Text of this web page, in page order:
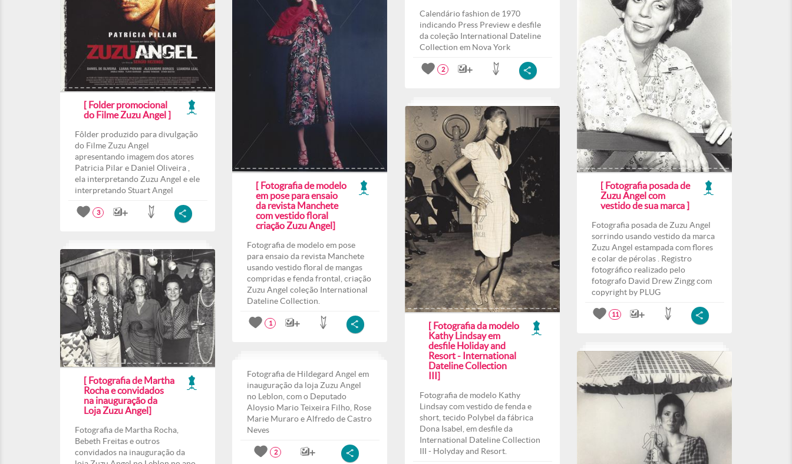
Calendário fashion de 1970
indicando Press Preview e desfile
da coleção International Dateline
Collection em Nova York
2
[ Folder promocional
do Filme Zuzu Angel ]
Fôlder produzido para divulgação
do Filme Zuzu Angel
apresentando imagem dos atores
Patricia Pilar e Daniel Oliveira ,
ela interpretando Zuzu Angel e ele
interpretando Stuart Angel
3
[ Fotografia de modelo
em pose para ensaio
da revista Manchete
com vestido floral
criação Zuzu Angel]
Fotografia de modelo em pose
para ensaio da revista Manchete
usando vestido floral de mangas
compridas e fenda frontal, criação
Zuzu Angel coleção International
Dateline Collection.
1
[ Fotografia posada de
Zuzu Angel com
vestido de sua marca ]
Fotografia posada de Zuzu Angel
sorrindo usando vestido da marca
Zuzu Angel estampada com flores
e colar de pérolas . Registro
fotográfico realizado pelo
fotografo David Drew Zingg com
copyright by PLUG
11
[ Fotografia da modelo
Kathy Lindsay em
desfile Holiday and
Resort - International
Dateline Collection
III]
Fotografia de modelo Kathy
Lindsay com vestido de fenda e
short, tecido Polybel da fábrica
Dona Isabel, em desfile da
International Dateline Collection
III - Holyday and Resort.
[ Fotografia de Martha
Rocha e convidados
na inauguração da
Loja Zuzu Angel]
Fotografia de Martha Rocha,
Bebeth Freitas e outros
convidados na inauguração da
Fotografia de Hildegard Angel em
inauguração da loja Zuzu Angel
no Leblon, com o Deputado
Aloysio Mario Teixeira Filho, Rose
Marie Muraro e Alfredo de Castro
Neves
2